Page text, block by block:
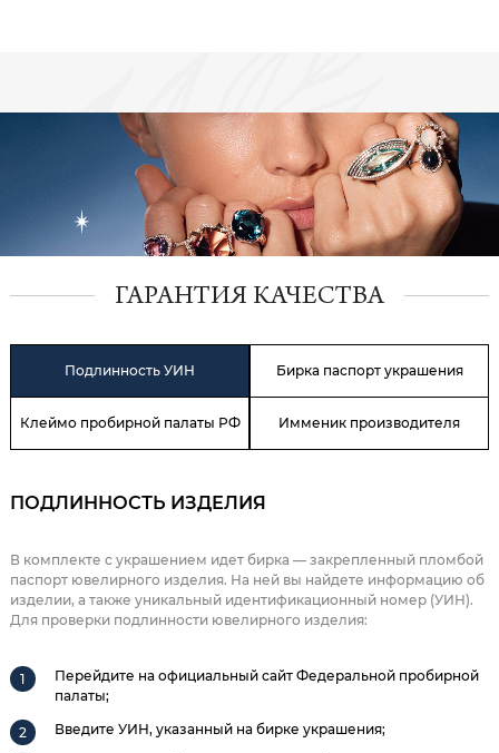
ГАРАНТИЯ КАЧЕСТВА
Подлинность УИН Бирка паспорт украшения
Клеймо пробирной палаты РФ Имменик производителя
ПОДЛИННОСТЬ ИЗДЕЛИЯ
В комплекте с украшением идет бирка — закрепленный пломбой
паспорт ювелирного изделия. На ней вы найдете информацию об
изделии, а также уникальный идентификационный номер (УИН).
Для проверки подлинности ювелирного изделия:
Перейдите на официальный сайт Федеральной пробирной
палаты;
Введите УИН, указанный на бирке украшения;